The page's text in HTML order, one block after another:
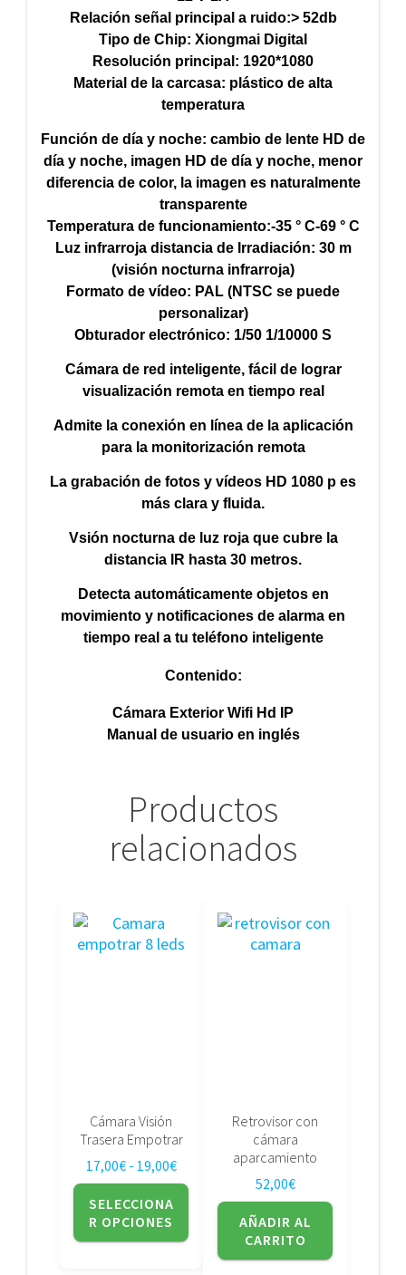
Relación señal principal a ruido:> 52db
Tipo de Chip: Xiongmai Digital
Resolución principal: 1920*1080
Material de la carcasa: plástico de alta
temperatura
Función de día y noche: cambio de lente HD de
día y noche, imagen HD de día y noche, menor
diferencia de color, la imagen es naturalmente
transparente
Temperatura de funcionamiento:-35 ° C-69 ° C
Luz infrarroja distancia de Irradiación: 30 m
(visión nocturna infrarroja)
Formato de vídeo: PAL (NTSC se puede
personalizar)
Obturador electrónico: 1/50 1/10000 S
Cámara de red inteligente, fácil de lograr
visualización remota en tiempo real
Admite la conexión en línea de la aplicación
para la monitorización remota
La grabación de fotos y vídeos HD 1080 p es
más clara y fluida.
Vsión nocturna de luz roja que cubre la
distancia IR hasta 30 metros.
Detecta automáticamente objetos en
movimiento y notificaciones de alarma en
tiempo real a tu teléfono inteligente
Contenido:
Cámara Exterior Wifi Hd IP
Manual de usuario en inglés
Productos
relacionados
Cámara Visión
Trasera Empotrar
17,00€ - 19,00€Rango de precios: desde 17,00€ hasta
SELECCIONA
R OPCIONES
Este
producto
en
la
página
de
producto
Retrovisor con
cámara
aparcamiento
52,00€
AÑADIR AL
CARRITO